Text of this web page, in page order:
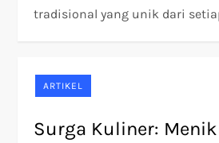
tradisional yang unik dari
ARTIKEL
Surga Kuliner: